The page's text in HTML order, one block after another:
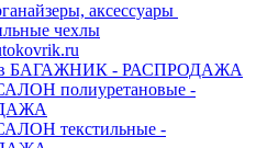
аксессуары
чехлы
в БАГАЖНИК - РАСПРОДАЖА
полиуретановые -
текстильные -